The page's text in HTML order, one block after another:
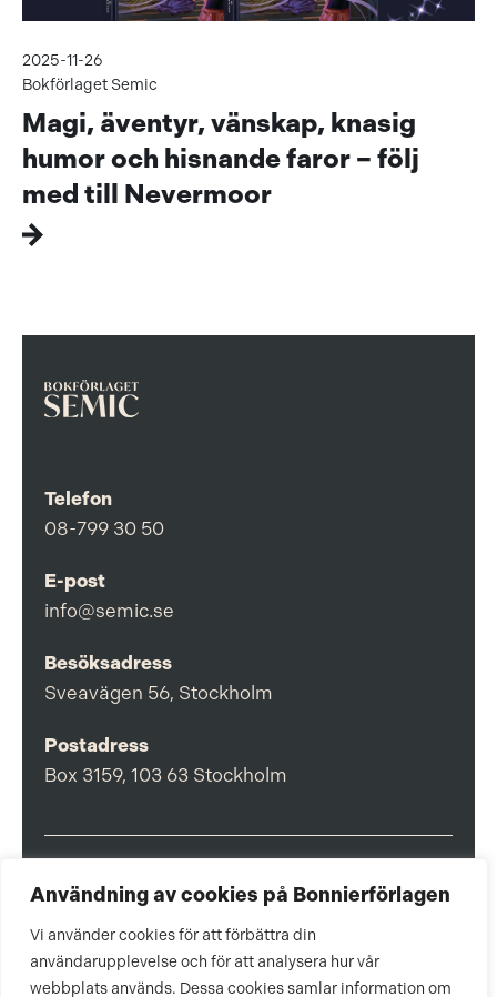
Användning av cookies på Bonnierförlagen
Vi använder cookies för att förbättra din
användarupplevelse och för att analysera hur vår
webbplats används. Dessa cookies samlar information om
2025-11-26
Bokförlaget Semic
Magi, äventyr, vänskap, knasig
humor och hisnande faror – följ
med till Nevermoor
Telefon
08-799 30 50
E-post
info@semic.se
Besöksadress
Sveavägen 56, Stockholm
Postadress
Box 3159, 103 63 Stockholm
Om Bonnierförlagen
Cookies
Integritetspolicy